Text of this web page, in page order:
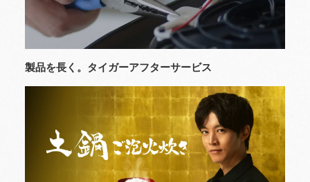
製品を長く。タイガーアフターサービス